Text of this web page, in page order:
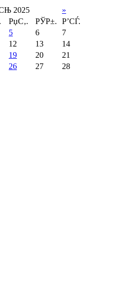
2025
»
РџС‚. РЎР±.
Р’СЃ.
5 6
7
12 13
14
19 20
21
26 27
28